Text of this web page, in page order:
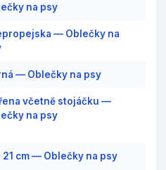
na psy
— Oblečky na
— Oblečky na psy
včetně stojáčku —
na psy
21 cm — Oblečky na psy